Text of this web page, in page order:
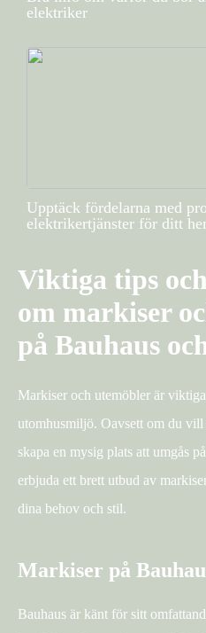
elektriker
Upptäck fördelarna med
elektrikertjänster för ditt
Viktiga tips
om markiser
på Bauhaus
Markiser och utemöbler är
utomhusmiljö. Oavsett om du
skapa en mysig plats att umgås
erbjuda ett brett utbud av
dina behov och stil.
Markiser på
Bauhaus är känt för sitt